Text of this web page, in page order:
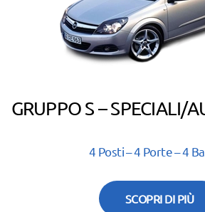
GRUPPO S – SPECIALI/
4 Posti – 4 Porte – 4
SCOPRI DI PIÙ